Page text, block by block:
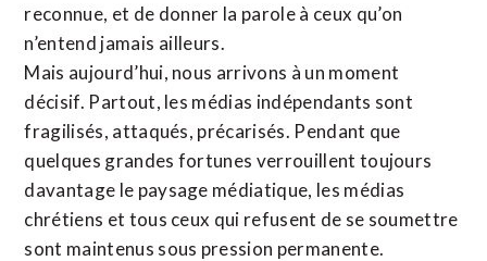
reconnue, et de donner la parole à ceux qu’on
n’entend jamais ailleurs.
Mais aujourd’hui, nous arrivons à un moment
décisif. Partout, les médias indépendants sont
fragilisés, attaqués, précarisés. Pendant que
quelques grandes fortunes verrouillent toujours
davantage le paysage médiatique, les médias
chrétiens et tous ceux qui refusent de se soumettre
sont maintenus sous pression permanente.